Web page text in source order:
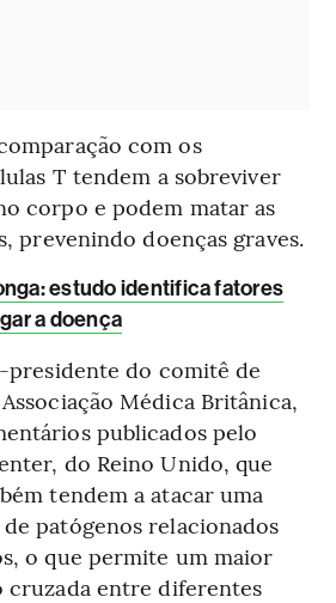
com os
T tendem a sobreviver
corpo e podem matar as
prevenindo doenças graves.
estudo identifica fatores
a doença
presidente do comitê de
Médica Britânica,
publicados pelo
do Reino Unido, que
tendem a atacar uma
de patógenos relacionados
o que permite um maior
cruzada entre diferentes